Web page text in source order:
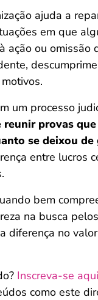
ajuda a
em que
ação ou omissão
um processo
provas que
se deixou de
entre lucros
bem
na busca
diferença no
Inscreva-se aqui
como este